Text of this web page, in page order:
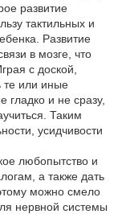
развитие
тактильных и
Развитие
в мозге, что
с доской,
те или иные
гладко и не сразу,
Таким
усидчивости
любопытство и
а также дать
можно смело
нервной системы